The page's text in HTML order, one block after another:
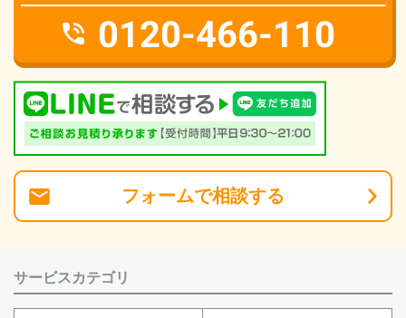
0120-466-110
フォームで相談する
サービスカテゴリ